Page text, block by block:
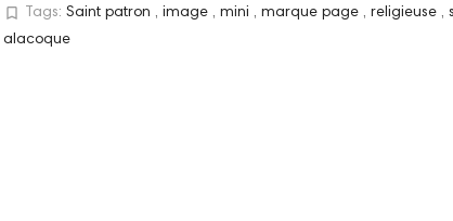
bookmark_border Tags: Saint patron , image , mini , marque page , religieuse ,
alacoque